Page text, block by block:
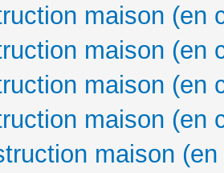
maison (en
maison (en
maison (en
maison (en
maison